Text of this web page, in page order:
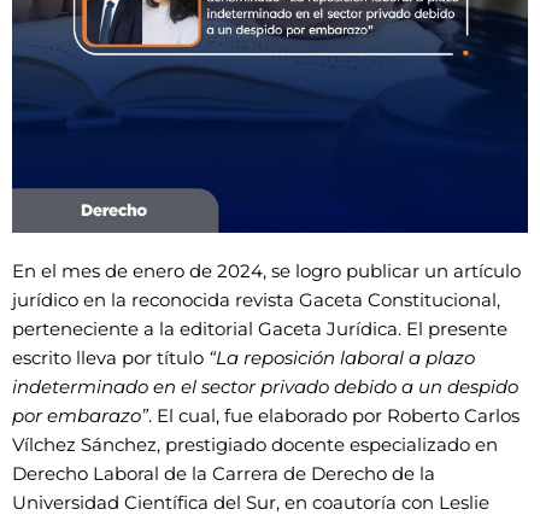
En el mes de enero de 2024, se logro publicar un artículo
jurídico en la reconocida revista Gaceta Constitucional,
perteneciente a la editorial Gaceta Jurídica. El presente
escrito lleva por título “La reposición laboral a plazo
indeterminado en el sector privado debido a un despido
por embarazo”. El cual, fue elaborado por Roberto Carlos
Vílchez Sánchez, prestigiado docente especializado en
Derecho Laboral de la Carrera de Derecho de la
Universidad Científica del Sur, en coautoría con Leslie